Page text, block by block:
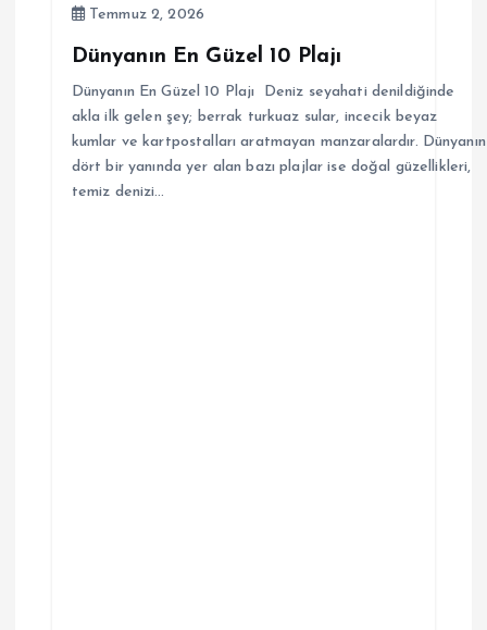
Temmuz 2, 2026
Dünyanın En Güzel 10 Plajı
Dünyanın En Güzel 10 Plajı Deniz seyahati denildiğinde
akla ilk gelen şey; berrak turkuaz sular, incecik beyaz
kumlar ve kartpostalları aratmayan manzaralardır. Dünyanın
dört bir yanında yer alan bazı plajlar ise doğal güzellikleri,
temiz denizi…